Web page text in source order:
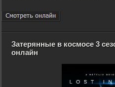
Затерянные в космосе 3
онлайн